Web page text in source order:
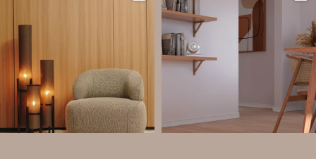
paredes decorativas, respaldos de
2 0
¿Zócalo blanco, negro, gris, fendi o
beige? La elección puede cambiar por
completo la percepción de un
ambiente y aportar aún más valor a tu
proyecto.